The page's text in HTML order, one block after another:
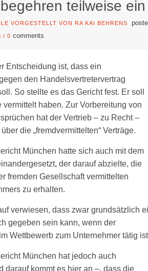
teilweise ein
VORGESTELLT VON RA KAI BEHRENS
/ 0 comments
Entscheidung ist, dass ein
den Handelsvertretervertrag
So stellte es das Gericht fest. Er soll
vermittelt haben. Zur Vorbereitung von
hat der Vertrieb – zu Recht –
die „fremdvermittelten“ Verträge.
München hatte sich auch mit dem
der darauf abzielte, die
fremden Gesellschaft vermittelten
zu erhalten.
verwiesen, dass zwar grundsätzlich
gegeben sein kann, wenn der
Wettbewerb zum Unternehmer tätig
München hat jedoch auch
darauf kommt es hier an –, dass die